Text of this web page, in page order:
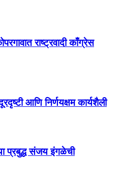
राष्ट्रवादी काँग्रेस
आणि निर्णयक्षम कार्यशैली
प्रबुद्ध संजय इंगळेची